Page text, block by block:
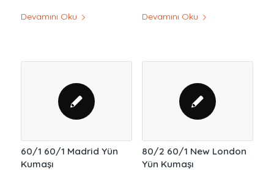
Devamını Oku Devamını Oku
60/1 60/1 Madrid Yün
Kumaşı
80/2 60/1 New London
Yün Kumaşı